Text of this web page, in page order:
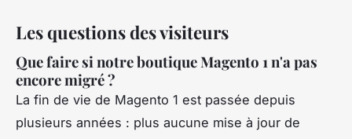
Les questions des visiteurs
Que faire si notre boutique Magento 1 n'a pas
encore migré ?
La fin de vie de Magento 1 est passée depuis
plusieurs années : plus aucune mise à jour de